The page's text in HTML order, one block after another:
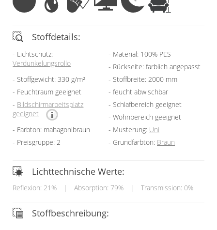
Stoffdetails:
Lichtschutz:
Verdunkelungsrollo
Material: 100% PES
Rückseite: farblich angepasst
Stoffgewicht: 330 g/m²
Stoffbreite: 2000 mm
Feuchtraum geeignet
feucht abwischbar
Bildschirmarbeitsplatz
geeignet
Schlafbereich geeignet
Wohnbereich geeignet
Farbton: mahagonibraun
Musterung: Uni
Preisgruppe: 2
Grundfarbton: Braun
Lichttechnische Werte:
Reflexion: 21% | Absorption: 79% | Transmission: 0%
Stoffbeschreibung: